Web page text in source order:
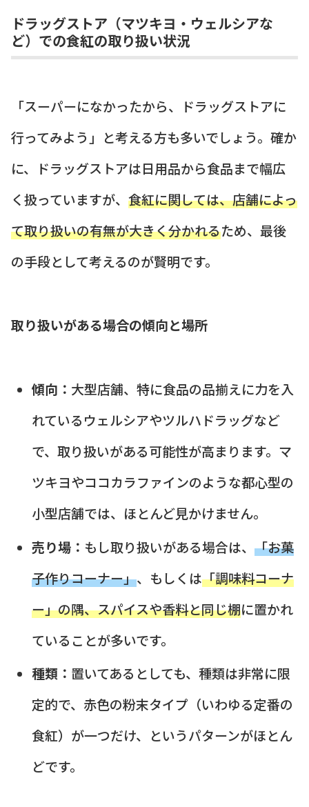
ドラッグストア（マツキヨ・ウェルシアな
ど）での食紅の取り扱い状況
「スーパーになかったから、ドラッグストアに
行ってみよう」と考える方も多いでしょう。確か
に、ドラッグストアは日用品から食品まで幅広
く扱っていますが、 食紅に関しては、店舗によっ
て取り扱いの有無が大きく分かれるため、最後
の手段として考えるのが賢明です。
取り扱いがある場合の傾向と場所
傾向： 大型店舗、特に食品の品揃えに力を入
れているウェルシアやツルハドラッグなど
で、取り扱いがある可能性が高まります。マ
ツキヨやココカラファインのような都心型の
小型店舗では、ほとんど見かけません。
売り場： もし取り扱いがある場合は、 「お菓
子作りコーナー」、もしくは「調味料コーナ
ー」の隅、スパイスや香料と同じ棚に置かれ
ていることが多いです。
種類： 置いてあるとしても、種類は非常に限
定的で、赤色の粉末タイプ（いわゆる定番の
食紅）が一つだけ、というパターンがほとん
どです。